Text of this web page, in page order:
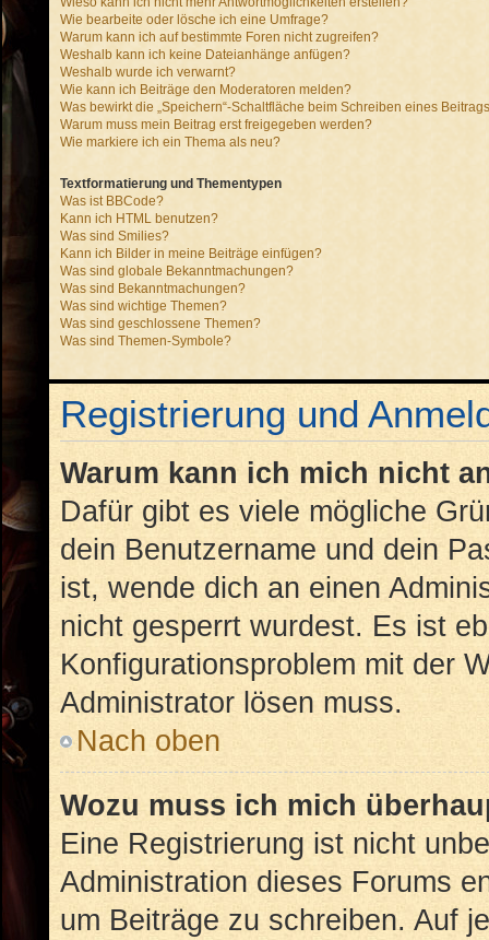
Wie bearbeite oder lösche ich eine Umfrage?
Warum kann ich auf bestimmte Foren nicht zugreifen?
Weshalb kann ich keine Dateianhänge anfügen?
Weshalb wurde ich verwarnt?
Wie kann ich Beiträge den Moderatoren melden?
Was bewirkt die „Speichern“-Schaltfläche beim Schreiben eines
Warum muss mein Beitrag erst freigegeben werden?
Wie markiere ich ein Thema als neu?
Textformatierung und Thementypen
Was ist BBCode?
Kann ich HTML benutzen?
Was sind Smilies?
Kann ich Bilder in meine Beiträge einfügen?
Was sind globale Bekanntmachungen?
Was sind Bekanntmachungen?
Was sind wichtige Themen?
Was sind geschlossene Themen?
Was sind Themen-Symbole?
Registrierung und
Warum kann ich mich nicht
Dafür gibt es viele mögliche
dein Benutzername und dein
ist, wende dich an einen
nicht gesperrt wurdest. Es ist
Konfigurationsproblem mit der
Administrator lösen muss.
Nach oben
Wozu muss ich mich
Eine Registrierung ist nicht
Administration dieses Forums
um Beiträge zu schreiben. Auf